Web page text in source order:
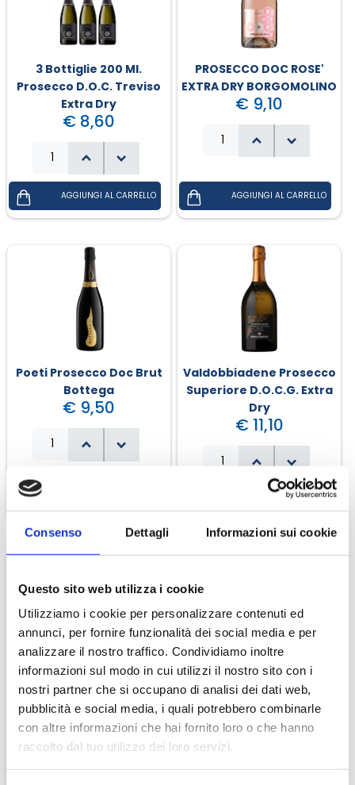
Consenso Dettagli Informazioni sui cookie
Questo sito web utilizza i cookie
Utilizziamo i cookie per personalizzare contenuti ed
annunci, per fornire funzionalità dei social media e per
analizzare il nostro traffico. Condividiamo inoltre
informazioni sul modo in cui utilizzi il nostro sito con i
nostri partner che si occupano di analisi dei dati web,
pubblicità e social media, i quali potrebbero combinarle
con altre informazioni che hai fornito loro o che hanno
raccolto dal tuo utilizzo dei loro servizi.
3 Bottiglie 200 Ml.
Prosecco D.O.C. Treviso
Extra Dry
€ 8,60
PROSECCO DOC ROSE'
EXTRA DRY BORGOMOLINO
€ 9,10
Poeti Prosecco Doc Brut
Bottega
€ 9,50
Valdobbiadene Prosecco
Superiore D.O.C.G. Extra
Dry
€ 11,10
Valdobbiadene Prosecco
Millesimato Superiore
Rive Di Guia Brut D.O.C.G.
€ 11,40
2 Bottiglie 375 Ml.
Valdobbiadene Prosecco
Superiore D.O.C.G. Extra
Dry